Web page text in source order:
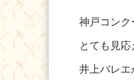
神戸コンク
とても見
井上バレエ